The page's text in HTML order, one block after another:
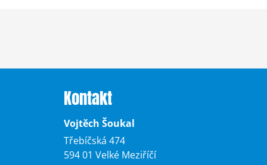
Kontakt
Vojtěch Šoukal
Třebíčská 474
594 01 Velké Meziříčí